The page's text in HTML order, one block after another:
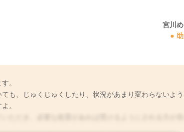
宮川
。
も、じゅくじゅくしたり、状況があまり変わらないよ
。